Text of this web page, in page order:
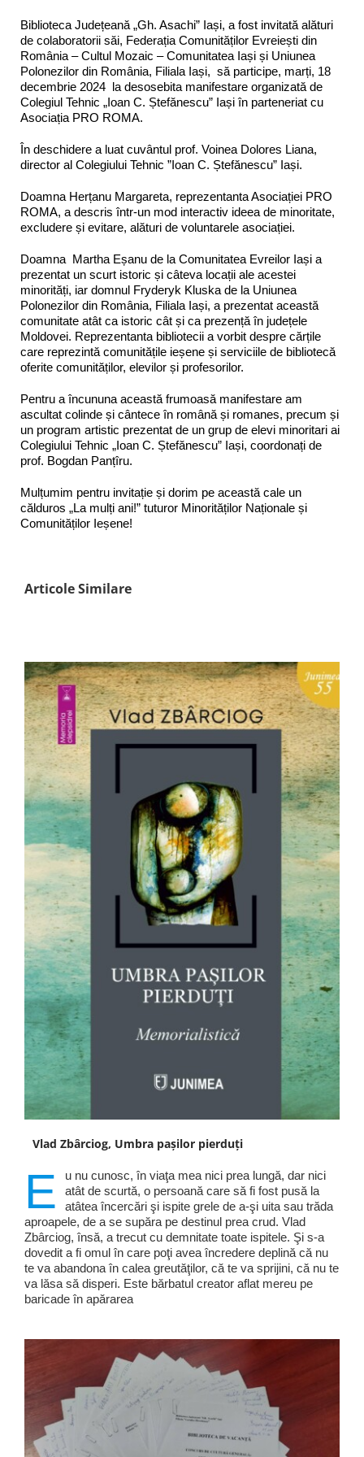
Biblioteca Județeană „Gh. Asachi” Iași, a fost invitată alături
de colaboratorii săi, Federația Comunităților Evreiești din
România – Cultul Mozaic – Comunitatea Iași și Uniunea
Polonezilor din România, Filiala Iași, să participe, marți, 18
decembrie 2024 la desosebita manifestare organizată de
Colegiul Tehnic „Ioan C. Ștefănescu” Iași în parteneriat cu
Asociația PRO ROMA.
În deschidere a luat cuvântul prof. Voinea Dolores Liana,
director al Colegiului Tehnic ”Ioan C. Ștefănescu” Iași.
Doamna Herțanu Margareta, reprezentanta Asociației PRO
ROMA, a descris într-un mod interactiv ideea de minoritate,
excludere și evitare, alături de voluntarele asociației.
Doamna Martha Eșanu de la Comunitatea Evreilor Iași a
prezentat un scurt istoric și câteva locații ale acestei
minorități, iar domnul Fryderyk Kluska de la Uniunea
Polonezilor din România, Filiala Iași, a prezentat această
comunitate atât ca istoric cât și ca prezență în județele
Moldovei. Reprezentanta bibliotecii a vorbit despre cărțile
care reprezintă comunitățile ieșene și serviciile de bibliotecă
oferite comunităților, elevilor și profesorilor.
Pentru a încununa această frumoasă manifestare am
ascultat colinde și cântece în română și romanes, precum și
un program artistic prezentat de un grup de elevi minoritari ai
Colegiului Tehnic „Ioan C. Ștefănescu” Iași, coordonați de
prof. Bogdan Panțîru.
Mulțumim pentru invitație și dorim pe această cale un
călduros „La mulți ani!” tuturor Minorităților Naționale și
Comunităților Ieșene!
Articole Similare
Vlad Zbârciog, Umbra pașilor pierduți
E
u nu cunosc, în viaţa mea nici prea lungă, dar nici
atât de scurtă, o persoană care să fi fost pusă la
atâtea încercări şi ispite grele de a-şi uita sau trăda
aproapele, de a se supăra pe destinul prea crud. Vlad
Zbârciog, însă, a trecut cu demnitate toate ispitele. Şi s-a
dovedit a fi omul în care poţi avea încredere deplină că nu
te va abandona în calea greutăţilor, că te va sprijini, că nu te
va lăsa să disperi. Este bărbatul creator aflat mereu pe
baricade în apărarea